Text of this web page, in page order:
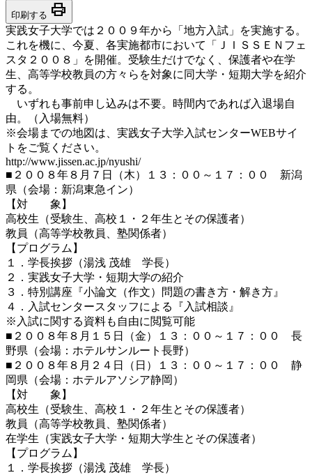
印刷する print
実践女子大学では２００９年から「地方入試」を実施する。
これを機に、今夏、各実施都市において「ＪＩＳＳＥＮフェ
スタ２００８」を開催。受験生だけでなく、保護者や在学
生、高等学校教員の方々らを対象に同大学・短期大学を紹介
する。
いずれも事前申し込みは不要。時間内であれば入退場自
由。（入場無料）
※会場までの地図は、実践女子大学入試センターWEBサイ
トをご覧ください。
http://www.jissen.ac.jp/nyushi/
■２００８年８月７日（木）１３：００～１７：００ 新潟
県（会場：新潟東急イン）
【対 象】
高校生（受験生、高校１・２年生とその保護者）
教員（高等学校教員、塾関係者）
【プログラム】
１．学長挨拶（湯浅 茂雄 学長）
２．実践女子大学・短期大学の紹介
３．特別講座『小論文（作文）問題の書き方・解き方』
４．入試センタースタッフによる『入試相談』
※入試に関する資料も自由に閲覧可能
■２００８年８月１５日（金）１３：００～１７：００ 長
野県（会場：ホテルサンルート長野）
■２００８年８月２４日（日）１３：００～１７：００ 静
岡県（会場：ホテルアソシア静岡）
【対 象】
高校生（受験生、高校１・２年生とその保護者）
教員（高等学校教員、塾関係者）
在学生（実践女子大学・短期大学生とその保護者）
【プログラム】
１．学長挨拶（湯浅 茂雄 学長）